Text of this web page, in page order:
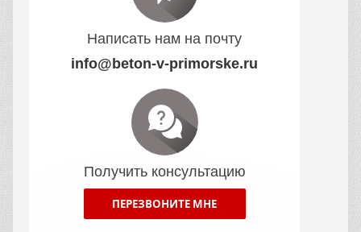
Написать нам на почту
info@beton-v-primorske.ru
Получить консультацию
ПЕРЕЗВОНИТЕ МНЕ